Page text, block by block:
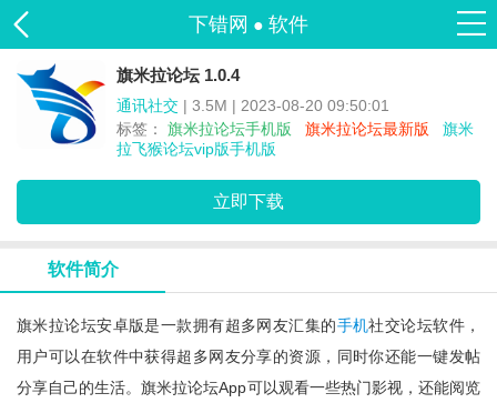
下错网 ● 软件
旗米拉论坛 1.0.4
通讯社交 | 3.5M | 2023-08-20 09:50:01
标签： 旗米拉论坛手机版 旗米拉论坛最新版
旗米
拉飞猴论坛vip版手机版
立即下载
软件简介
旗米拉论坛安卓版是一款拥有超多网友汇集的手机社交论坛软件，
用户可以在软件中获得超多网友分享的资源，同时你还能一键发帖
分享自己的生活。旗米拉论坛app可以观看一些热门影视，还能阅览